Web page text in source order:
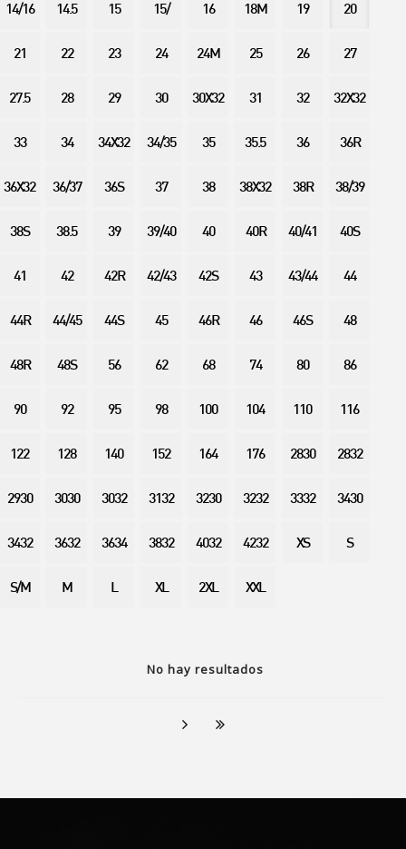
No hay resultados
14/16 14.5 15 15/ 16 18M 19 20
21 22 23 24 24M 25 26 27
27.5 28 29 30 30X32 31 32 32X32
33 34 34X32 34/35 35 35.5 36 36R
36X32 36/37 36S 37 38 38X32 38R 38/39
38S 38.5 39 39/40 40 40R 40/41 40S
41 42 42R 42/43 42S 43 43/44 44
44R 44/45 44S 45 46R 46 46S 48
48R 48S 56 62 68 74 80 86
90 92 95 98 100 104 110 116
122 128 140 152 164 176 2830 2832
2930 3030 3032 3132 3230 3232 3332 3430
3432 3632 3634 3832 4032 4232 XS S
S/M M L XL 2XL XXL